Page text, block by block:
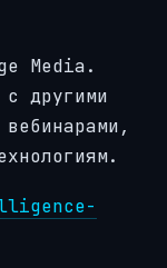
Media.
другими